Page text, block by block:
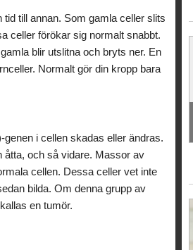
till annan. Som gamla celler slits
celler förökar sig normalt snabbt.
blir utslitna och bryts ner. En
Normalt gör din kropp bara
i cellen skadas eller ändras.
åtta, och så vidare. Massor av
cellen. Dessa celler vet inte
bilda. Om denna grupp av
en tumör.